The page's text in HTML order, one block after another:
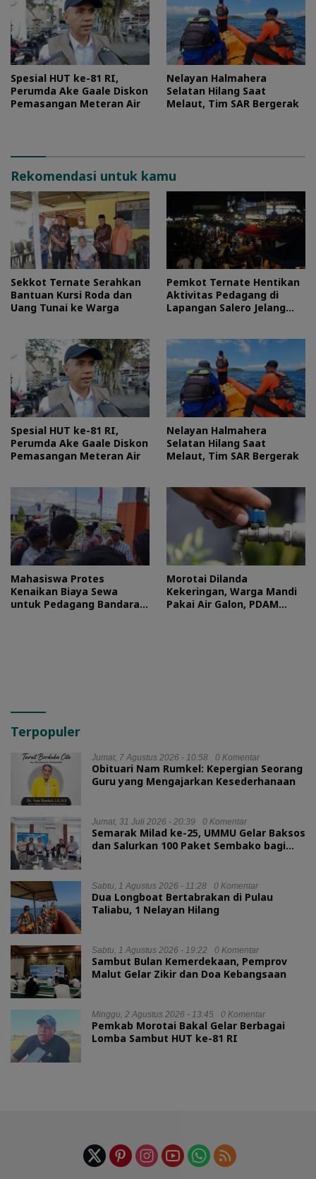
Spesial HUT ke-81 RI,
Perumda Ake Gaale Diskon
Pemasangan Meteran Air
Nelayan Halmahera
Selatan Hilang Saat
Melaut, Tim SAR Bergerak
Rekomendasi untuk kamu
Sekkot Ternate Serahkan
Bantuan Kursi Roda dan
Uang Tunai ke Warga
Pemkot Ternate Hentikan
Aktivitas Pedagang di
Lapangan Salero Jelang
Spesial HUT ke-81 RI,
Perumda Ake Gaale Diskon
Pemasangan Meteran Air
Nelayan Halmahera
Selatan Hilang Saat
Melaut, Tim SAR Bergerak
Mahasiswa Protes
Kenaikan Biaya Sewa
untuk Pedagang Bandara
Morotai Dilanda
Kekeringan, Warga Mandi
Pakai Air Galon, PDAM
Terpopuler
Jumat, 7 Agustus 2026 - 10:58 0 Komentar
Obituari Nam Rumkel: Kepergian Seorang
Guru yang Mengajarkan Kesederhanaan
Jumat, 31 Juli 2026 - 20:39 0 Komentar
Semarak Milad ke-25, UMMU Gelar Baksos
dan Salurkan 100 Paket Sembako bagi
Sabtu, 1 Agustus 2026 - 11:28 0 Komentar
Dua Longboat Bertabrakan di Pulau
Taliabu, 1 Nelayan Hilang
Sabtu, 1 Agustus 2026 - 19:22 0 Komentar
Sambut Bulan Kemerdekaan, Pemprov
Malut Gelar Zikir dan Doa Kebangsaan
Minggu, 2 Agustus 2026 - 13:45 0 Komentar
Pemkab Morotai Bakal Gelar Berbagai
Lomba Sambut HUT ke-81 RI